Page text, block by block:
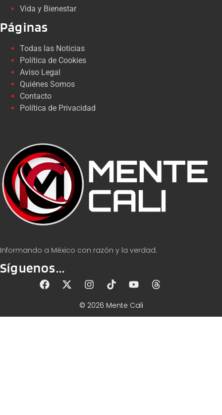
Informando a México con razón y la verdad.
Síguenos...
Vida y Bienestar
Páginas
Todas las Noticias
Política de Cookies
Aviso Legal
Quiénes Somos
Contacto
Política de Privacidad
© 2026 Mente Cali